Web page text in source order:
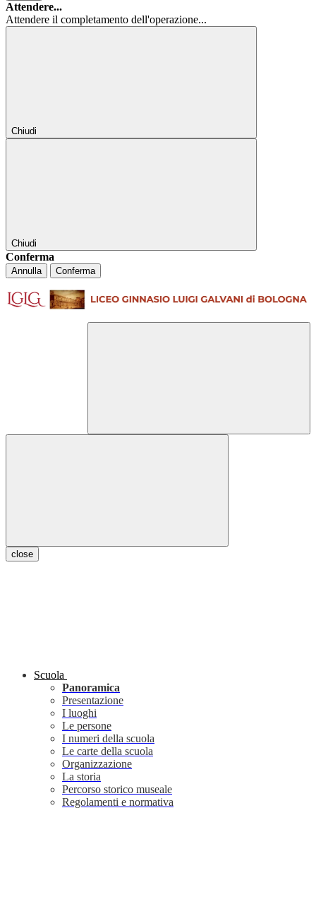
Attendere...
Attendere il completamento dell'operazione...
Chiudi
Chiudi
Conferma
Annulla Conferma
close
Scuola
Panoramica
Presentazione
I luoghi
Le persone
I numeri della scuola
Le carte della scuola
Organizzazione
La storia
Percorso storico museale
Regolamenti e normativa